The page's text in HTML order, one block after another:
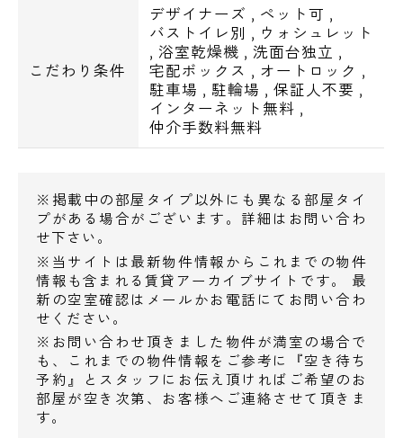
ファミリーマート・・・徒歩4分
マルエツプチ・・・徒歩5分
エスアールホームでは都内デザイナーズマン
お取り扱いしておりますのでお気軽にご相談
こだわり条件
デザイナーズ , ペット可 ,
バストイレ別 , ウォシュレット
, 浴室乾燥機 , 洗面台独立 ,
宅配ボックス , オートロック ,
駐車場 , 駐輪場 , 保証人不要 ,
インターネット無料 ,
仲介手数料無料
※掲載中の部屋タイプ以外にも異なる部屋タイ
プがある場合がございます。詳細はお問い合わ
せ下さい。
※当サイトは最新物件情報からこれまでの物件
情報も含まれる賃貸アーカイブサイトです。 最
新の空室確認はメールかお電話にてお問い合わ
せください。
※お問い合わせ頂きました物件が満室の場合で
も、これまでの物件情報をご参考に『空き待ち
予約』とスタッフにお伝え頂ければご希望のお
部屋が空き次第、お客様へご連絡させて頂きま
す。
電話でお問い合わせ
0120-500-529